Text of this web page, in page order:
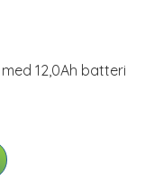
med 12,0Ah batteri